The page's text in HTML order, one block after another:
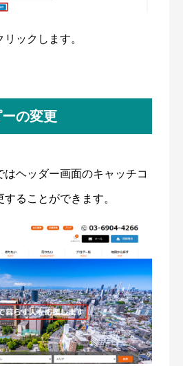
リックします。
の変更
はヘッダー画面のキャッチコ
ることができます。